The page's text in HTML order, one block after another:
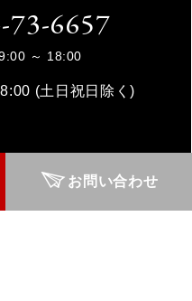
お問い合わせ
73-6657
～ 18:00
(土日祝日除く)
お問い合わせ